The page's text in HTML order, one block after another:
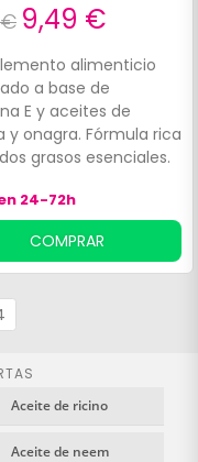
está compuesto
de ácido
considerado
excelente regulador
Además, Sotya
equilibra el ciclo
y mitiga los
asociados, como las
en espalda y
los espasmos
y la hinchazón de
A esto hay que
y expectorantes
estas
tan odiosos!*No se
su uso durante
€ 9,49 €
alimenticio
a base de
E y aceites de
y onagra. Fórmula rica
grasos esenciales.
24-72h
COMPRAR
Aceite de ricino
Aceite de neem